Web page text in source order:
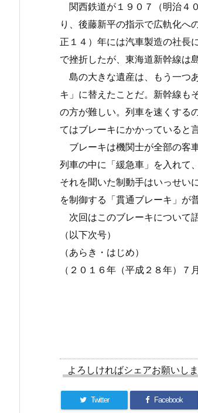
関西鉄道が１９０７（明治４
り、後藤新平の指示で広軌化へ
正１４）年には汽車製造の社長
で挫折したが、東海道新幹線は
島の大きな遺産は、もう一つ
キ」に替えたことだ。新幹線も
の方が難しい。列車を速くする
てはブレーキにかかっていると言
ブレーキは機関士が全部の客
列車の中に「緩急車」を入れて
それを聞いた制動手はいっせい
を制御する「貫通ブレーキ」が
次回はこのブレーキについて語
（以下次号）
（あらき・はじめ）
（２０１６年（平成２８年）７
よろしければシェアお願いし
Twitter Facebook